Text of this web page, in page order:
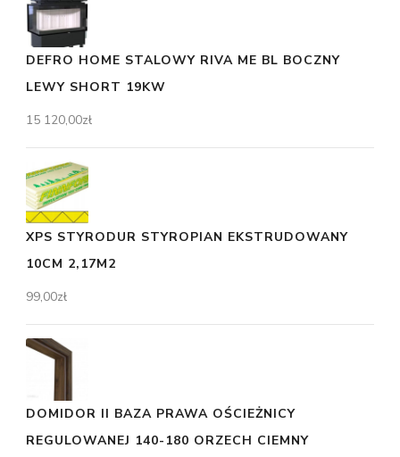
DEFRO HOME STALOWY RIVA ME BL BOCZNY
LEWY SHORT 19KW
15 120,00zł
XPS STYRODUR STYROPIAN EKSTRUDOWANY
10CM 2,17M2
99,00zł
DOMIDOR II BAZA PRAWA OŚCIEŻNICY
REGULOWANEJ 140-180 ORZECH CIEMNY